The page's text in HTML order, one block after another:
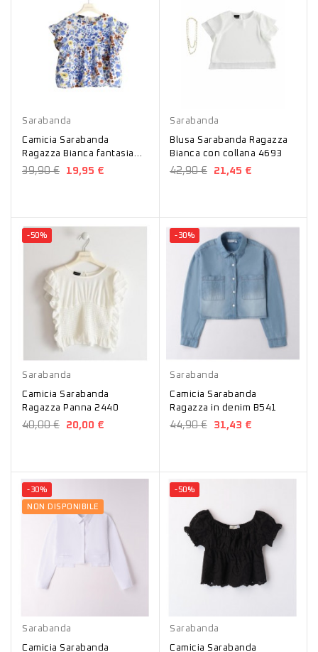
Sarabanda
Camicia Sarabanda
Ragazza Bianca fantasia
fiori colorati 4691
39,90 € 19,95 €
Sarabanda
Blusa Sarabanda Ragazza
Bianca con collana 4693
42,90 € 21,45 €
-50%
Sarabanda
Camicia Sarabanda
Ragazza Panna 2440
40,00 € 20,00 €
-30%
Sarabanda
Camicia Sarabanda
Ragazza in denim B541
44,90 € 31,43 €
-30%
NON DISPONIBILE
Sarabanda
Camicia Sarabanda
-50%
Sarabanda
Camicia Sarabanda